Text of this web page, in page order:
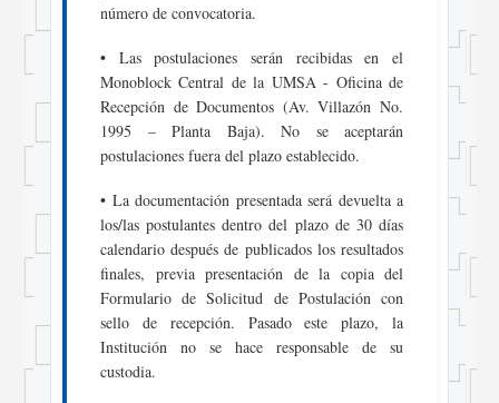
número de convocatoria.
• Las postulaciones serán recibidas en el
Monoblock Central de la UMSA - Oficina de
Recepción de Documentos (Av. Villazón No.
1995 – Planta Baja). No se aceptarán
postulaciones fuera del plazo establecido.
• La documentación presentada será devuelta a
los/las postulantes dentro del plazo de 30 días
calendario después de publicados los resultados
finales, previa presentación de la copia del
Formulario de Solicitud de Postulación con
sello de recepción. Pasado este plazo, la
Institución no se hace responsable de su
custodia.